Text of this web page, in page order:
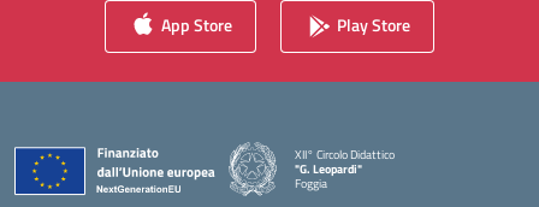
App Store Play Store
XII° Circolo Didattico
"G. Leopardi"
Foggia
— Visita la pagina iniziale della scuola